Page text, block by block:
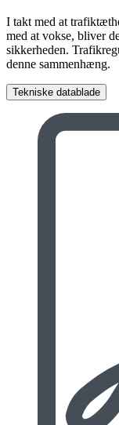
I takt med at
med at vokse, bliver
sikkerheden.
denne sammenhæng.
Tekniske datablade